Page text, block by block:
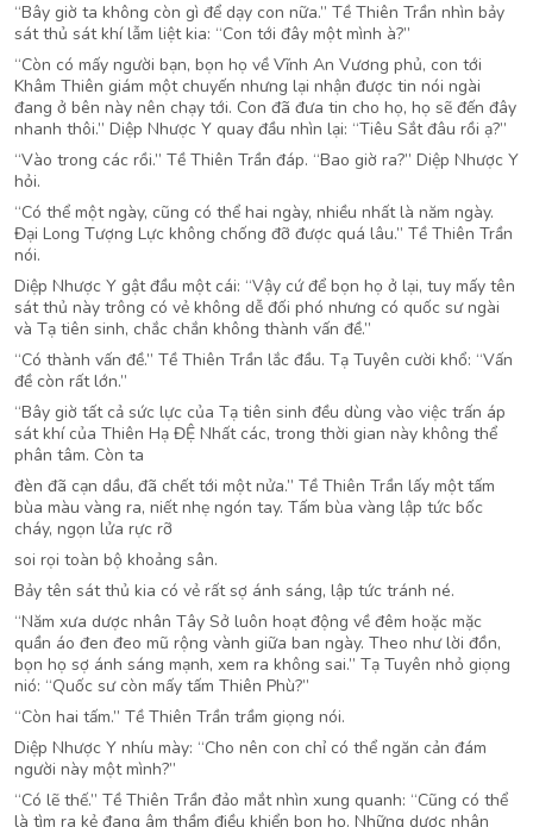
“Bây giờ ta không còn gì để dạy con nữa.” Tề Thiên Trần nhìn bảy
sát thủ sát khí lẫm liệt kia: “Con tới đây một mình à?”
“Còn có mấy người bạn, bọn họ về Vĩnh An Vương phủ, con tới
Khâm Thiên giám một chuyến nhưng lại nhận được tin nói ngài
đang ở bên này nên chạy tới. Con đã đưa tin cho họ, họ sẽ đến đây
nhanh thôi.” Diệp Nhược Y quay đầu nhìn lại: “Tiêu Sắt đâu rồi ạ?”
“Vào trong các rồi.” Tề Thiên Trần đáp. “Bao giờ ra?” Diệp Nhược Y
hỏi.
“Có thể một ngày, cũng có thể hai ngày, nhiều nhất là năm ngày.
Đại Long Tượng Lực không chống đỡ được quá lâu.” Tề Thiên Trần
nói.
Diệp Nhược Y gật đầu một cái: “Vậy cứ để bọn họ ở lại, tuy mấy tên
sát thủ này trông có vẻ không dễ đối phó nhưng có quốc sư ngài
và Tạ tiên sinh, chắc chắn không thành vấn đề.”
“Có thành vấn đề.” Tề Thiên Trần lắc đầu. Tạ Tuyên cười khổ: “Vấn
đề còn rất lớn.”
“Bây giờ tất cả sức lực của Tạ tiên sinh đều dùng vào việc trấn áp
sát khí của Thiên Hạ ĐỆ Nhất các, trong thời gian này không thể
phân tâm. Còn ta
đèn đã cạn dầu, đã chết tới một nửa.” Tề Thiên Trần lấy một tấm
bùa màu vàng ra, niết nhẹ ngón tay. Tấm bùa vàng lập tức bốc
cháy, ngọn lửa rực rỡ
soi rọi toàn bộ khoảng sân.
Bảy tên sát thủ kia có vẻ rất sợ ánh sáng, lập tức tránh né.
“Năm xưa dược nhân Tây Sở luôn hoạt động về đêm hoặc mặc
quần áo đen đeo mũ rộng vành giữa ban ngày. Theo như lời đồn,
bọn họ sợ ánh sáng mạnh, xem ra không sai.” Tạ Tuyên nhỏ giọng
nió: “Quốc sư còn mấy tấm Thiên Phù?”
“Còn hai tấm.” Tề Thiên Trần trầm giọng nói.
Diệp Nhược Y nhíu mày: “Cho nên con chỉ có thể ngăn cản đám
người này một mình?”
“Có lẽ thế.” Tề Thiên Trần đảo mắt nhìn xung quanh: “Cũng có thể
là tìm ra kẻ đang âm thầm điều khiển bọn họ. Những dược nhân